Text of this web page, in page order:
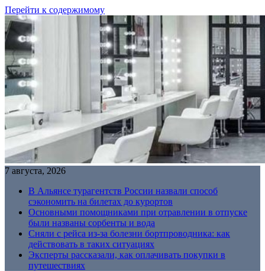
Перейти к содержимому
7 августа, 2026
В Альянсе турагентств России назвали способ
сэкономить на билетах до курортов
Основными помощниками при отравлении в отпуске
были названы сорбенты и вода
Сняли с рейса из-за болезни бортпроводника: как
действовать в таких ситуациях
Эксперты рассказали, как оплачивать покупки в
путешествиях